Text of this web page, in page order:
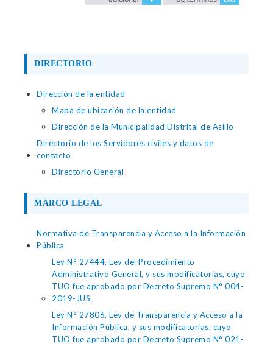
DIRECTORIO
Dirección de la entidad
Mapa de ubicación de la entidad
Dirección de la Municipalidad Distrital de Asillo
Directorio de los Servidores civiles y datos de
contacto
Directorio General
MARCO LEGAL
Normativa de Transparencia y Acceso a la Información
Pública
Ley N° 27444, Ley del Procedimiento
Administrativo General, y sus modificatorias, cuyo
TUO fue aprobado por Decreto Supremo N° 004-
2019-JUS.
Ley N° 27806, Ley de Transparencia y Acceso a la
Información Pública, y sus modificatorias, cuyo
TUO fue aprobado por Decreto Supremo N° 021-